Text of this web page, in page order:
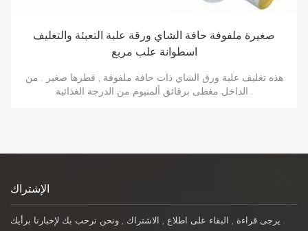
علب ورق كرافت بيضاء للطعام
هذه تغليف أنبوب ورق الشاي مصنوع من ورق الكرافت الأبيض , من
الداخل بورق الألمنيوم المخصص للطعام , وهو مقاوم للرطوبة والماء .
الإشتراك
يرجى قراءة , البقاء على اطلاع , الاشتراك , ونحن نرحب بك لإخبارنا برأيك .